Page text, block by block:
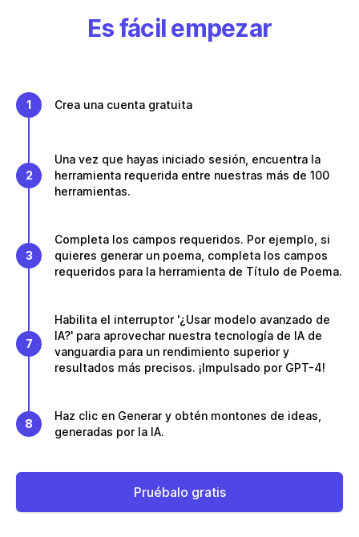
Es fácil empezar
1 Crea una cuenta gratuita
2
Una vez que hayas iniciado sesión, encuentra la
herramienta requerida entre nuestras más de 100
herramientas.
3
Completa los campos requeridos. Por ejemplo, si
quieres generar un poema, completa los campos
requeridos para la herramienta de Título de Poema.
7
Habilita el interruptor '¿Usar modelo avanzado de
IA?' para aprovechar nuestra tecnología de IA de
vanguardia para un rendimiento superior y
resultados más precisos. ¡Impulsado por GPT-4!
8
Haz clic en Generar y obtén montones de ideas,
generadas por la IA.
Pruébalo gratis